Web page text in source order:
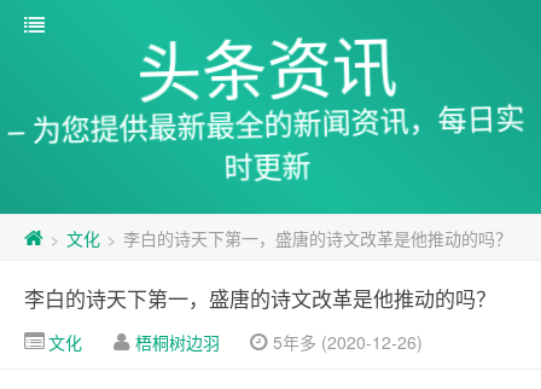
头条资讯
– 为您提供最新最全的新闻资讯，每日实
时更新
> 文化 > 李白的诗天下第一，盛唐的诗文改革是他推动的吗？
李白的诗天下第一，盛唐的诗文改革是他推动的吗？
文化 梧桐树边羽 5年多 (2020-12-26)